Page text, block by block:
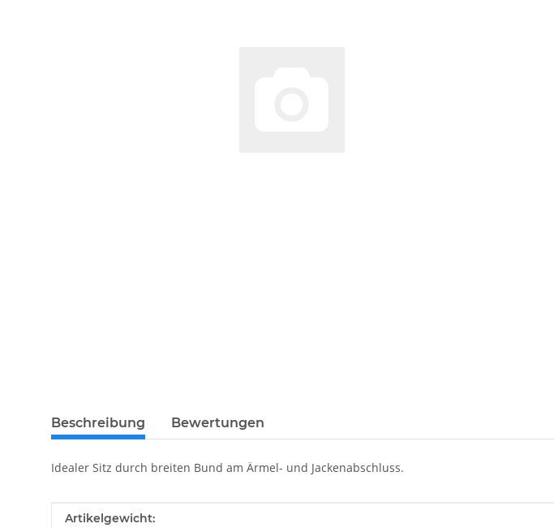
Beschreibung Bewertungen
Idealer Sitz durch breiten Bund am Ärmel- und Jackenabschluss.
Produkteigenschaft
Wert
Artikelgewicht: